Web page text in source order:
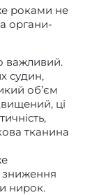
роками не
органи-
важливий.
судин,
об’єм
ці
тканина
зниження
нирок.